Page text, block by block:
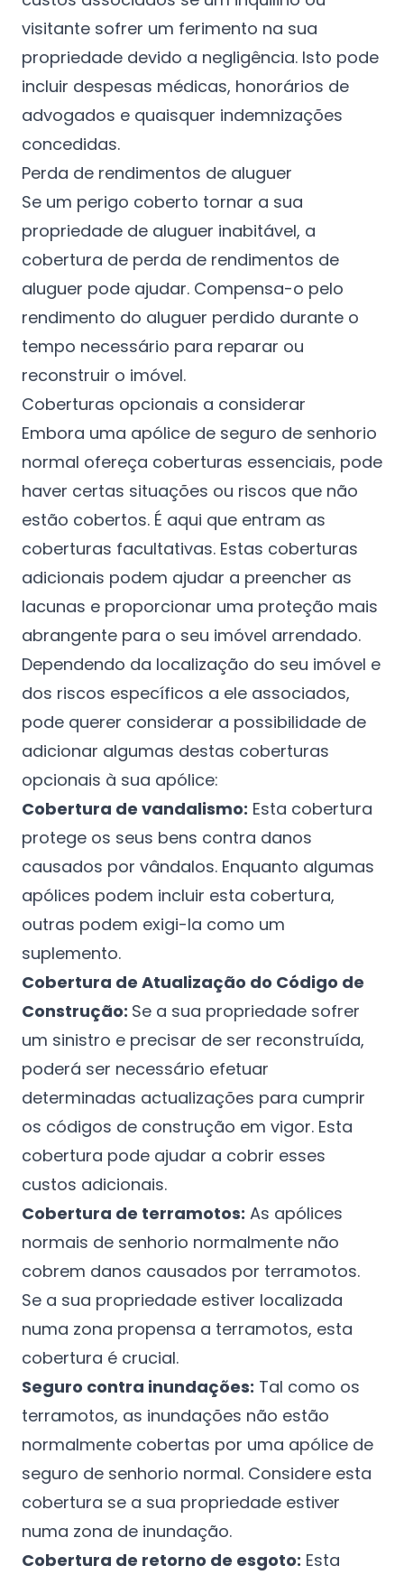
visitante sofrer um ferimento na sua
propriedade devido a negligência. Isto pode
incluir despesas médicas, honorários de
advogados e quaisquer indemnizações
concedidas.
Perda de rendimentos de aluguer
Se um perigo coberto tornar a sua
propriedade de aluguer inabitável, a
cobertura de perda de rendimentos de
aluguer pode ajudar. Compensa-o pelo
rendimento do aluguer perdido durante o
tempo necessário para reparar ou
reconstruir o imóvel.
Coberturas opcionais a considerar
Embora uma apólice de seguro de senhorio
normal ofereça coberturas essenciais, pode
haver certas situações ou riscos que não
estão cobertos. É aqui que entram as
coberturas facultativas. Estas coberturas
adicionais podem ajudar a preencher as
lacunas e proporcionar uma proteção mais
abrangente para o seu imóvel arrendado.
Dependendo da localização do seu imóvel e
dos riscos específicos a ele associados,
pode querer considerar a possibilidade de
adicionar algumas destas coberturas
opcionais à sua apólice:
Cobertura de vandalismo: Esta cobertura
protege os seus bens contra danos
causados por vândalos. Enquanto algumas
apólices podem incluir esta cobertura,
outras podem exigi-la como um
suplemento.
Cobertura de Atualização do Código de
Construção: Se a sua propriedade sofrer
um sinistro e precisar de ser reconstruída,
poderá ser necessário efetuar
determinadas actualizações para cumprir
os códigos de construção em vigor. Esta
cobertura pode ajudar a cobrir esses
custos adicionais.
Cobertura de terramotos: As apólices
normais de senhorio normalmente não
cobrem danos causados por terramotos.
Se a sua propriedade estiver localizada
numa zona propensa a terramotos, esta
cobertura é crucial.
Seguro contra inundações: Tal como os
terramotos, as inundações não estão
normalmente cobertas por uma apólice de
seguro de senhorio normal. Considere esta
cobertura se a sua propriedade estiver
numa zona de inundação.
Cobertura de retorno de esgoto: Esta